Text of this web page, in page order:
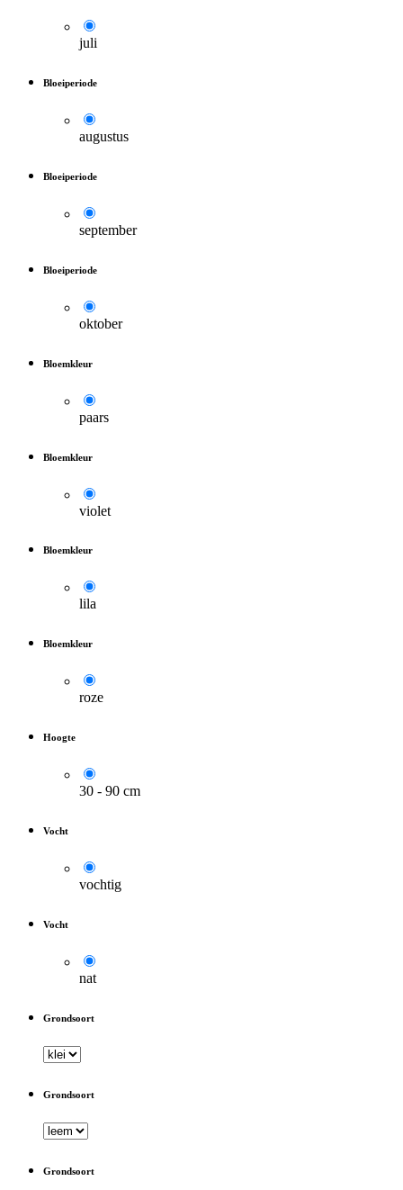
juli
Bloeiperiode
augustus
Bloeiperiode
september
Bloeiperiode
oktober
Bloemkleur
paars
Bloemkleur
violet
Bloemkleur
lila
Bloemkleur
roze
Hoogte
30 - 90 cm
Vocht
vochtig
Vocht
nat
Grondsoort
Grondsoort
Grondsoort